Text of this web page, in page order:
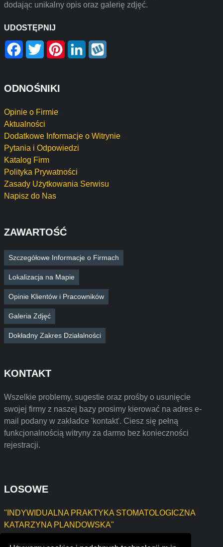
dodając unikalny opis oraz galerię zdjęć.
UDOSTĘPNIJ
Facebook
Twitter PinterestLinkedIn
ODNOŚNIKI
Opinie o Firmie
Aktualności
Dodatkowe Informacje o Witrynie
Pytania i Odpowiedzi
Katalog Firm
Polityka Prywatności
Zasady Użytkowania Serwisu
Napisz do Nas
ZAWARTOŚĆ
Szczegółowe Informacje o Firmach
Lokalizacja na Mapie
Opinie Klientów i Pracowników
Galeria Zdjęć
Dokładny Zakres Działalności
KONTAKT
Wszelkie problemy, sugestie oraz prośby o usunięcie
swojej firmy z naszej bazy prosimy kierować na adres e-
mail podany w zakładce 'kontakt'. Ciesz się pełną
funkcjonalnością witryny za darmo bez konieczności
rejestracji.
LOSOWE
"INDYWIDUALNA PRAKTYKA STOMATOLOGICZNA
KATARZYNA PLANDOWSKA"